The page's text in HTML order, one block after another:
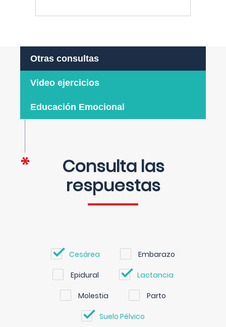
Otras consultas
Video ejercicios
Educación Emocional
Consulta las
respuestas
Cesárea Embarazo
Epidural Lactancia
Molestia Parto
Suelo Pélvico